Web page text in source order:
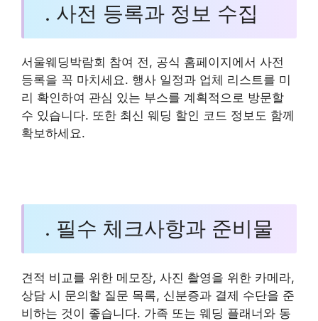
. 사전 등록과 정보 수집
서울웨딩박람회 참여 전, 공식 홈페이지에서 사전
등록을 꼭 마치세요. 행사 일정과 업체 리스트를 미
리 확인하여 관심 있는 부스를 계획적으로 방문할
수 있습니다. 또한 최신 웨딩 할인 코드 정보도 함께
확보하세요.
. 필수 체크사항과 준비물
견적 비교를 위한 메모장, 사진 촬영을 위한 카메라,
상담 시 문의할 질문 목록, 신분증과 결제 수단을 준
비하는 것이 좋습니다. 가족 또는 웨딩 플래너와 동